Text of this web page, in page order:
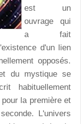
est un
ouvrage qui
a fait
d'un lien
opposés.
du mystique se
habituellement
la première et
L'univers